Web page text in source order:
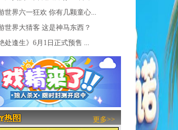
世界六一狂欢 你有几颗童心...
世界大猜客 这是神马东西？
绝处逢生》6月1日正式预售 ...
更多>>